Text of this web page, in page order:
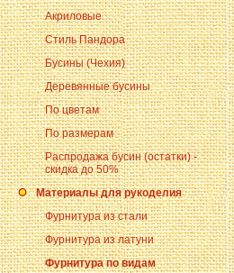
Акриловые
Стиль Пандора
Бусины (Чехия)
Деревянные бусины
По цветам
По размерам
Распродажа бусин (остатки) -
скидка до 50%
Материалы для рукоделия
Фурнитура из стали
Фурнитура из латуни
Фурнитура по видам